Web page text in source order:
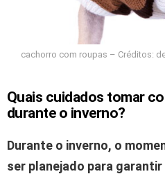
cachorro com roupas – Créditos:
Quais cuidados tomar
durante o inverno?
Durante o inverno, o
ser planejado para